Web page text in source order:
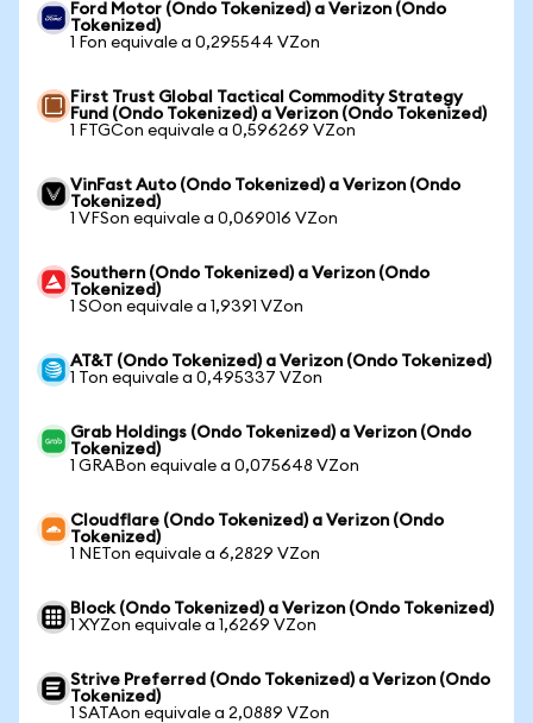
Ford Motor (Ondo Tokenized) a Verizon (Ondo
Tokenized)
1 Fon equivale a 0,295544 VZon
First Trust Global Tactical Commodity Strategy
Fund (Ondo Tokenized) a Verizon (Ondo Tokenized)
1 FTGCon equivale a 0,596269 VZon
VinFast Auto (Ondo Tokenized) a Verizon (Ondo
Tokenized)
1 VFSon equivale a 0,069016 VZon
Southern (Ondo Tokenized) a Verizon (Ondo
Tokenized)
1 SOon equivale a 1,9391 VZon
AT&T (Ondo Tokenized) a Verizon (Ondo Tokenized)
1 Ton equivale a 0,495337 VZon
Grab Holdings (Ondo Tokenized) a Verizon (Ondo
Tokenized)
1 GRABon equivale a 0,075648 VZon
Cloudflare (Ondo Tokenized) a Verizon (Ondo
Tokenized)
1 NETon equivale a 6,2829 VZon
Block (Ondo Tokenized) a Verizon (Ondo Tokenized)
1 XYZon equivale a 1,6269 VZon
Strive Preferred (Ondo Tokenized) a Verizon (Ondo
Tokenized)
1 SATAon equivale a 2,0889 VZon